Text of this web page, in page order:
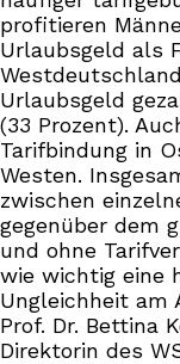
profitieren
Urlaubsgeld als
Urlaubsgeld
(33 Prozent).
Tarifbindung in
Westen.
zwischen
gegenüber dem
und ohne
wie wichtig eine
Ungleichheit am
Prof. Dr. Bettina
Direktorin des